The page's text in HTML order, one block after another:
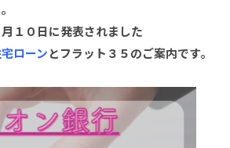
１０日に発表されました
ローンとフラット３５のご案内です。